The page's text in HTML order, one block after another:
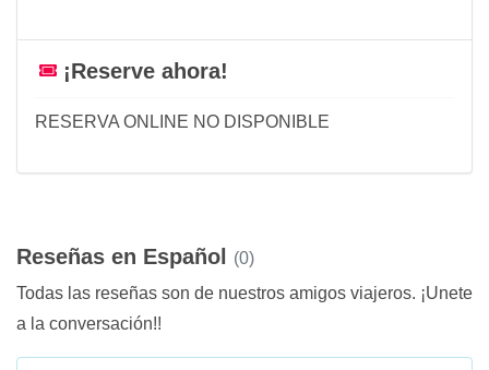
¡Reserve ahora!
RESERVA ONLINE NO DISPONIBLE
Reseñas en Español
(0)
Todas las reseñas son de nuestros amigos viajeros. ¡Unete
a la conversación!!